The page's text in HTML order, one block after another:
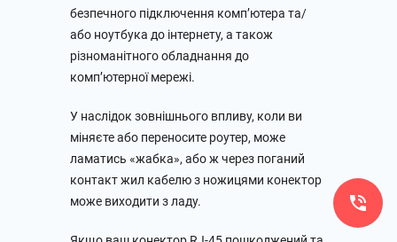
безпечного підключення комп’ютера та/
або ноутбука до інтернету, а також
різноманітного обладнання до
комп’ютерної мережі.
У наслідок зовнішнього впливу, коли ви
міняєте або переносите роутер, може
ламатись «жабка», або ж через поганий
контакт жил кабелю з ножицями конектор
може виходити з ладу.